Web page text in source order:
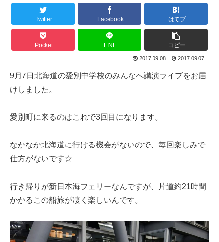
Twitter Facebook はてブ
Pocket LINE コピー
2017.09.08 2017.09.07
9月7日北海道の愛別中学校のみんなへ講演ライブをお届
けしました。
愛別町に来るのはこれで3回目になります。
なかなか北海道に行ける機会がないので、毎回楽しみで
仕方がないです☆
行き帰りが新日本海フェリーなんですが、片道約21時間
かかるこの船旅が凄く楽しいんです。